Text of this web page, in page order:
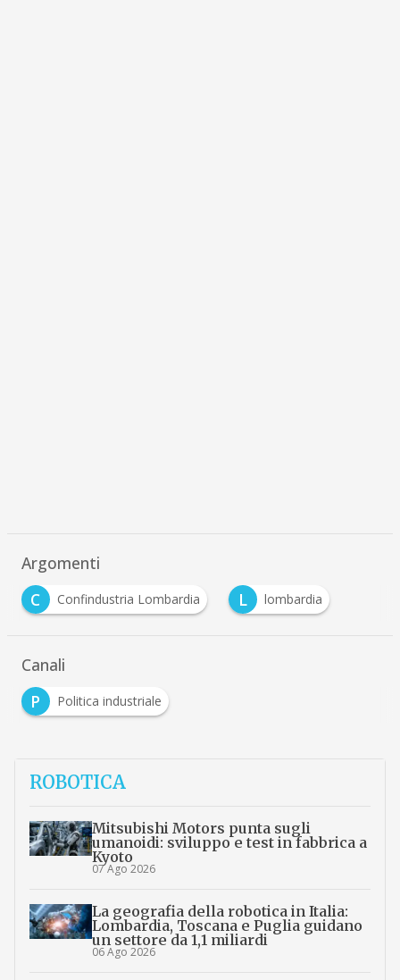
Argomenti
C
Confindustria Lombardia L lombardia
Canali
P
Politica industriale
ROBOTICA
Mitsubishi Motors punta sugli
umanoidi: sviluppo e test in fabbrica a
Kyoto
07 Ago 2026
La geografia della robotica in Italia:
Lombardia, Toscana e Puglia guidano
un settore da 1,1 miliardi
06 Ago 2026